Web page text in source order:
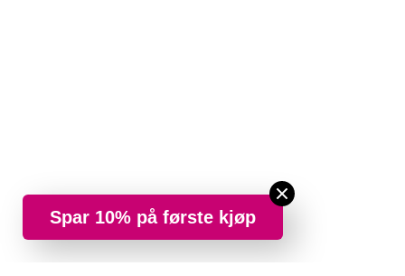
Spar 10% på første kjøp